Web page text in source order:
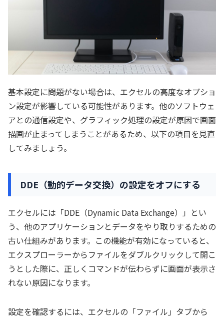
基本設定に問題がない場合は、エクセルの高度なオプショ
ン設定が影響している可能性があります。他のソフトウェ
アとの通信設定や、グラフィック処理の設定が原因で画面
描画が止まってしまうことがあるため、以下の項目を見直
してみましょう。
DDE（動的データ交換）の設定をオフにする
エクセルには「DDE（Dynamic Data Exchange）」とい
う、他のアプリケーションとデータをやり取りするための
古い仕組みがあります。この機能が有効になっていると、
エクスプローラーからファイルをダブルクリックして開こ
うとした際に、正しくコマンドが伝わらずに画面が表示さ
れない原因になります。
設定を確認するには、エクセルの「ファイル」タブから